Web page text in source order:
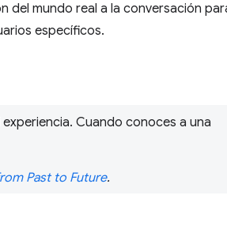
del mundo real a la conversación
específicos.
Cuando conoces a una
Past to Future.